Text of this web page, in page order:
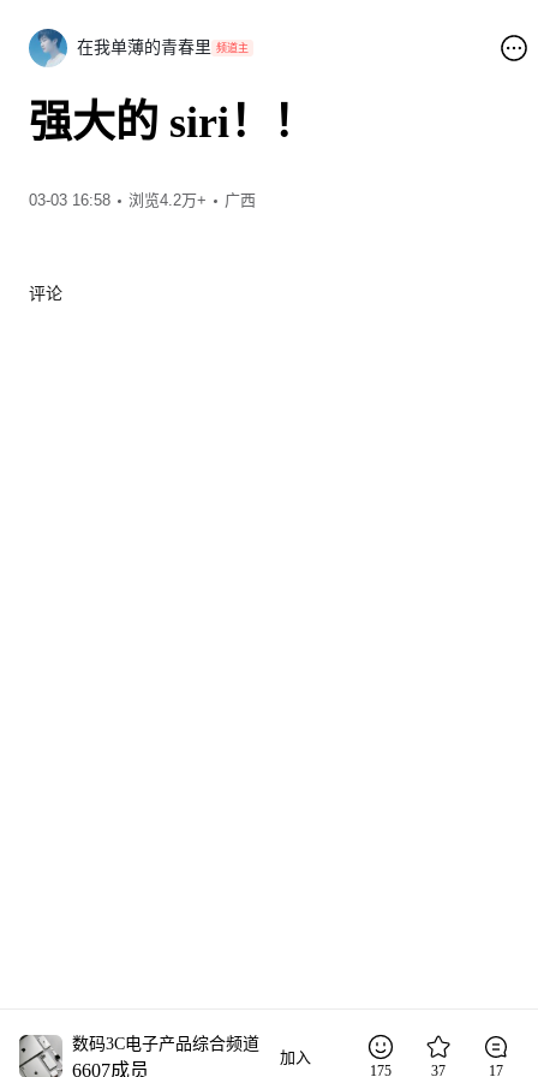
在我单薄的青春里 频道主
强大的 siri！！
03-03 16:58 浏览4.2万+ 广西
评论
数码3C电子产品综合频道
6607成员
加入
175 37 17